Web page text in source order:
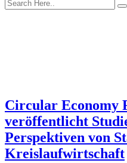
Circular Economy
veröffentlicht
Perspektiven von
Kreislaufwirtschaft